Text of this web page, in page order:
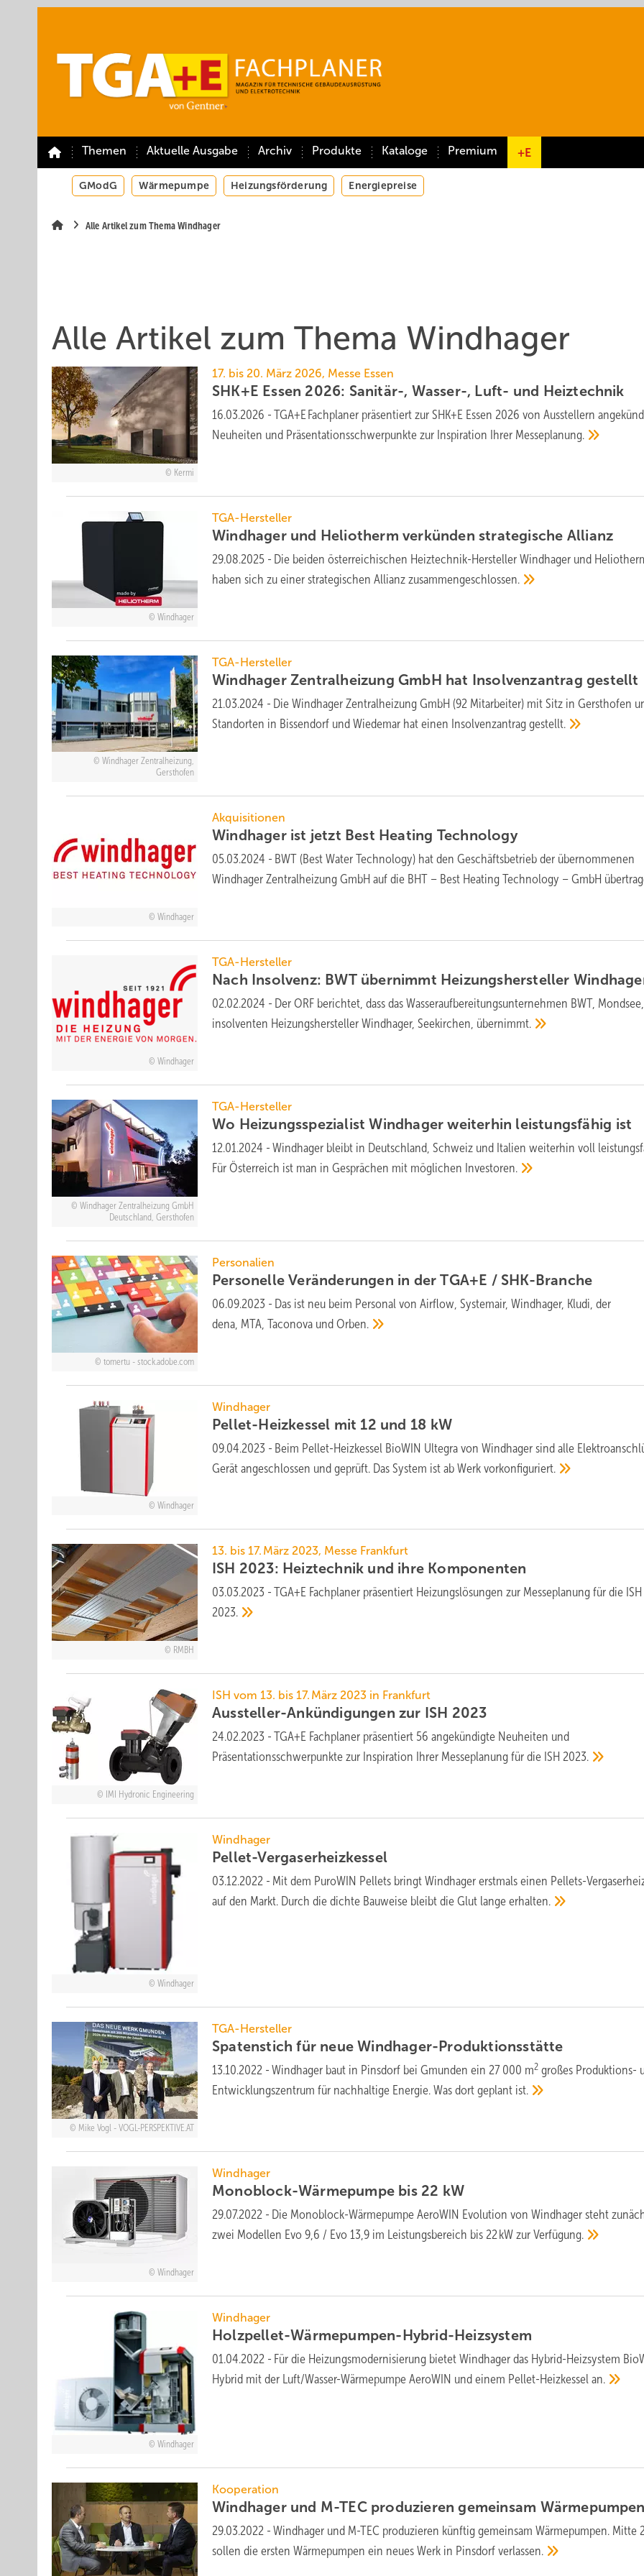
Themen Aktuelle Ausgabe Archiv Produkte Kataloge Premium +E
GModG Wärmepumpe Heizungsförderung Energiepreise
Alle Artikel zum Thema Windhager
Alle Artikel zum Thema Windhager
Kermi
17. bis 20. März 2026, Messe Essen
SHK+E Essen 2026: Sanitär-, Wasser-, Luft- und Heiztechnik
16.03.2026 - TGA+E Fachplaner prä­sen­tiert zur SHK+E Essen 2026 von Aus­stel­lern
Neu­hei­ten und Prä­sen­ta­ti­ons­schwer­punk­te zur In­spi­ra­ti­on Ihrer Messe­pla­nung.
Windhager
TGA-Hersteller
Windhager und Heliotherm ver­kün­den strategische Allianz
29.08.2025 - Die beiden österreichi­schen Heiz­technik-Hersteller Windhager und
haben sich zu einer stra­te­gischen Allianzzu­sammen­ge­schlossen.
Windhager Zentralheizung,
Gersthofen
TGA-Hersteller
Windhager Zentralheizung GmbH hat Insolvenzantraggestellt
21.03.2024 - Die Windhager Zentralheizung GmbH (92 Mit­ar­bei­ter) mit Sitz in Gerst­ho­fen
Stand­or­ten in Bissendorf und Wiedemar hat einen In­sol­venz­an­tragge­stellt.
Windhager
Akquisitionen
Windhager ist jetzt Best Heating Technology
05.03.2024 - BWT (Best Water Technology) hat den Geschäftsbetrieb der übernommenen
Windhager Zentralheizung GmbH auf die BHT – Best Heating Technology – GmbH
Windhager
TGA-Hersteller
Nach Insolvenz: BWT übernimmt Heizungshersteller
02.02.2024 - Der ORF berichtet, dass das Wasseraufbereitungsunternehmen BWT,
insolventen Heizungshersteller Windhager, Seekirchen, übernimmt.
Windhager Zentralheizung GmbH
Deutschland, Gersthofen
TGA-Hersteller
Wo Heizungsspezialist Windhager weiterhin leistungsfähig ist
12.01.2024 - Windhager bleibt in Deutschland, Schweiz und Italien weiterhin voll
Für Österreich ist man in Gesprächen mit möglichen Investoren.
tomertu - stock.adobe.com
Personalien
Personelle Veränderungen in der TGA+E / SHK-Branche
06.09.2023 - Das ist neu beim Personal von Airflow, Systemair, Windhager, Kludi, der
dena, MTA, Taconova undOrben.
Windhager
Windhager
Pellet-Heizkessel mit 12 und 18 kW
09.04.2023 - Beim Pellet-Heizkessel BioWIN Ultegra von Windhager sind alle
Gerät angeschlossen und geprüft. Das System ist ab Werkvorkonfiguriert.
RMBH
13. bis 17. März 2023, Messe Frankfurt
ISH 2023: Heiztechnik und ihre Komponenten
03.03.2023 - TGA+E Fachplaner präsentiert Heizungslösungen zur Messeplanung für die ISH
2023.
IMI Hydronic Engineering
ISH vom 13. bis 17. März 2023 in Frankfurt
Aussteller-Ankündigungen zur ISH 2023
24.02.2023 - TGA+E Fachplaner präsentiert 56 angekündigte Neuheiten und
Präsentationsschwerpunkte zur Inspiration Ihrer Messeplanung für die ISH 2023.
Windhager
Windhager
Pellet-Vergaserheizkessel
03.12.2022 - Mit dem PuroWIN Pellets bringt Windhager erstmals einen Pellets-
auf den Markt. Durch die dichte Bauweise bleibt die Glut langeerhalten.
Mike Vogl - VOGL-PERSPEKTIVE.AT
TGA-Hersteller
Spatenstich für neueWindhager-Produktionsstätte
13.10.2022 - Windhager baut in Pinsdorf bei Gmunden ein 27 000 m2 großes Produktions-
Entwicklungszentrum für nachhaltige Energie. Was dort geplant ist.
Windhager
Windhager
Monoblock-Wärmepumpe bis 22 kW
29.07.2022 - Die Monoblock-Wärmepumpe AeroWIN Evolution von Windhager steht
zwei Modellen Evo 9,6 / Evo 13,9 im Leistungsbereich bis 22 kW zurVerfügung.
Windhager
Windhager
Holzpellet-Wärmepumpen-Hybrid-Heizsystem
01.04.2022 - Für die Heizungsmodernisierung bietet Windhager das Hybrid-Heizsystem
Hybrid mit der Luft/Wasser-Wärmepumpe AeroWIN und einem Pellet-Heizkesselan.
Kooperation
Windhager und M-TEC produzieren gemeinsam Wärmepumpen
29.03.2022 - Windhager und M-TEC produzieren künftig gemeinsam Wärmepumpen. Mitte
sollen die ersten Wärmepumpen ein neues Werk in Pinsdorfverlassen.